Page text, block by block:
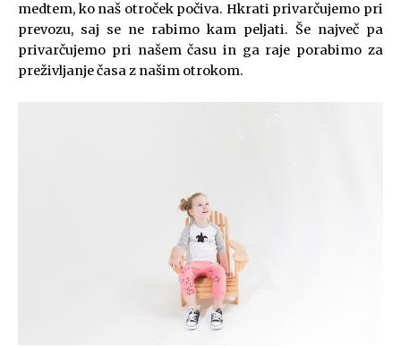
medtem, ko naš otroček počiva. Hkrati privarčujemo pri
prevozu, saj se ne rabimo kam peljati. Še največ pa
privarčujemo pri našem času in ga raje porabimo za
preživljanje časa z našim otrokom.